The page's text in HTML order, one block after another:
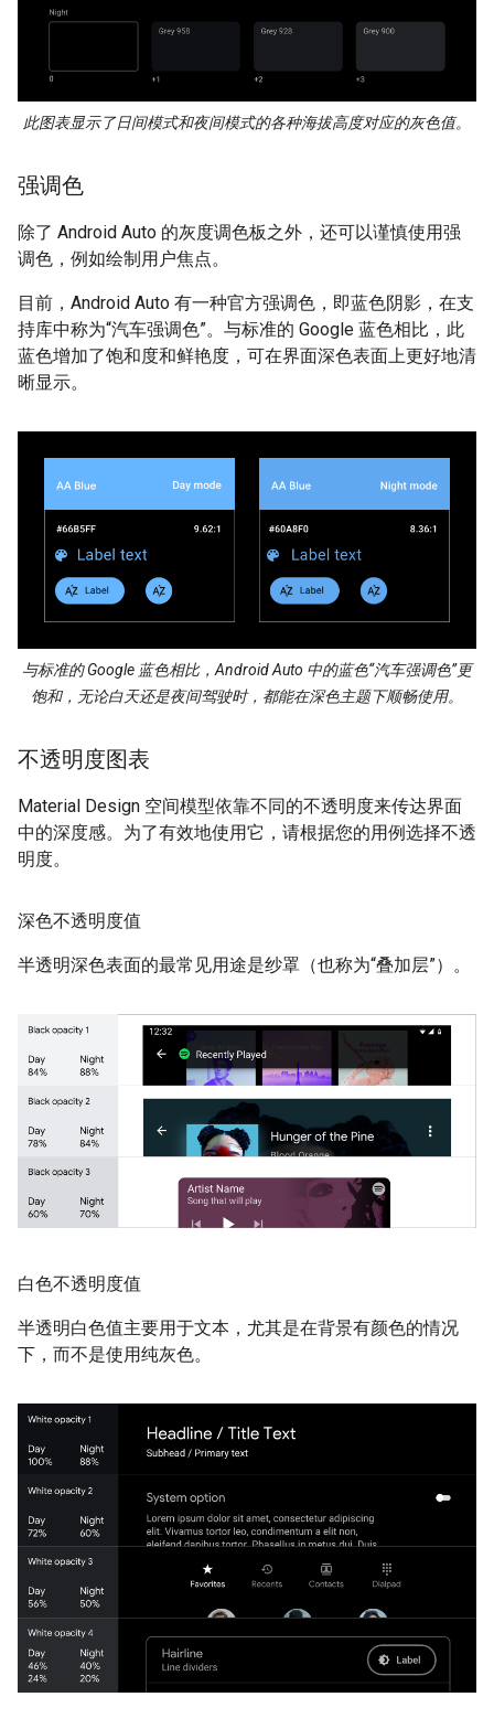
此图表显示了日间模式和夜间模式的各种海拔高度对应的灰色值。
强调色
除了 Android Auto 的灰度调色板之外，还可以谨慎使用强
调色，例如绘制用户焦点。
目前，Android Auto 有一种官方强调色，即蓝色阴影，在支
持库中称为“汽车强调色”。与标准的 Google 蓝色相比，此
蓝色增加了饱和度和鲜艳度，可在界面深色表面上更好地清
晰显示。
与标准的 Google 蓝色相比，Android Auto 中的蓝色“汽车强调色”更
饱和，无论白天还是夜间驾驶时，都能在深色主题下顺畅使用。
不透明度图表
Material Design 空间模型依靠不同的不透明度来传达界面
中的深度感。为了有效地使用它，请根据您的用例选择不透
明度。
深色不透明度值
半透明深色表面的最常见用途是纱罩（也称为“叠加层”）。
白色不透明度值
半透明白色值主要用于文本，尤其是在背景有颜色的情况
下，而不是使用纯灰色。